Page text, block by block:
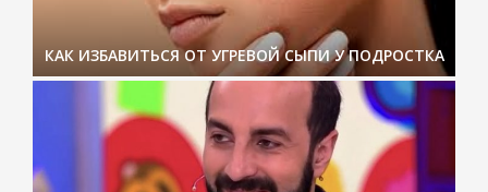
КАК ИЗБАВИТЬСЯ ОТ УГРЕВОЙ СЫПИ У ПОДРОСТКА